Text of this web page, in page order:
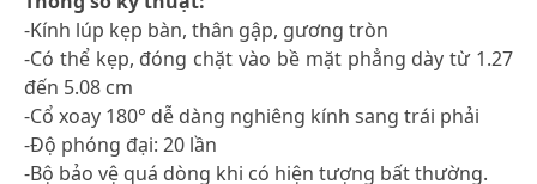
-Kính lúp kẹp bàn, thân gập, gương tròn
-Có thể kẹp, đóng chặt vào bề mặt phẳng dày từ 1.27
đến 5.08 cm
-Cổ xoay 180° dễ dàng nghiêng kính sang trái phải
-Độ phóng đại: 20 lần
-Bộ bảo vệ quá dòng khi có hiện tượng bất thường.